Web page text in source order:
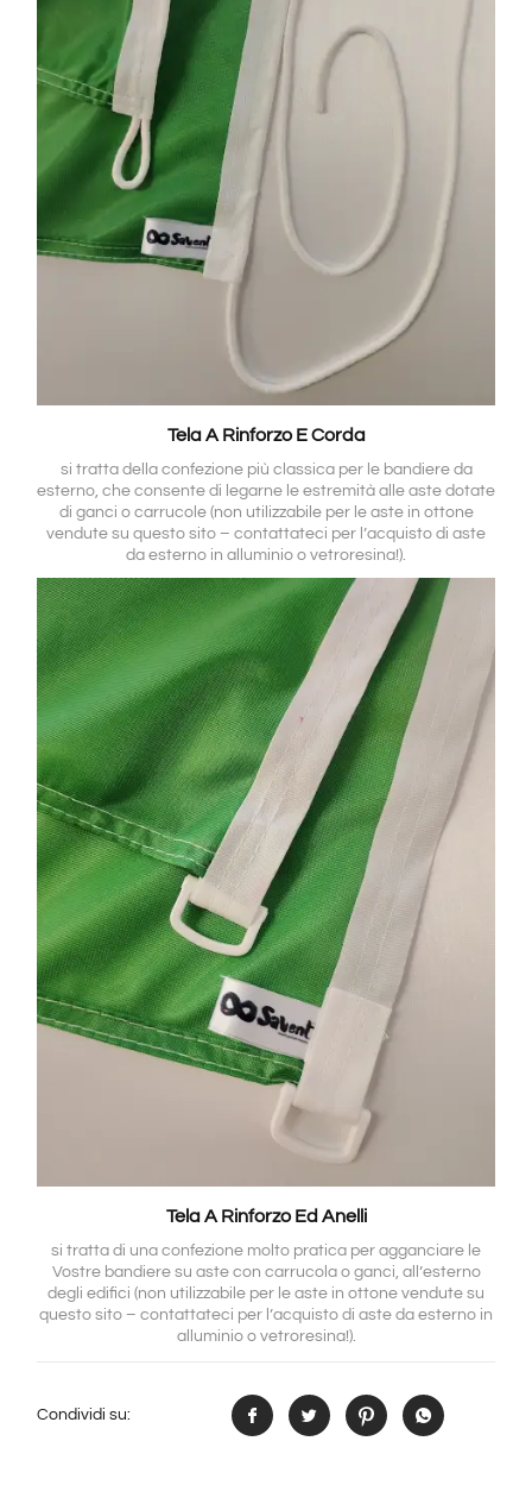
Tela A Rinforzo E Corda
si tratta della confezione più classica per le bandiere da
esterno, che consente di legarne le estremità alle aste dotate
di ganci o carrucole (non utilizzabile per le aste in ottone
vendute su questo sito – contattateci per l’acquisto di aste
da esterno in alluminio o vetroresina!).
Tela A Rinforzo Ed Anelli
si tratta di una confezione molto pratica per agganciare le
Vostre bandiere su aste con carrucola o ganci, all’esterno
degli edifici (non utilizzabile per le aste in ottone vendute su
questo sito – contattateci per l’acquisto di aste da esterno in
alluminio o vetroresina!).
Condividi su: